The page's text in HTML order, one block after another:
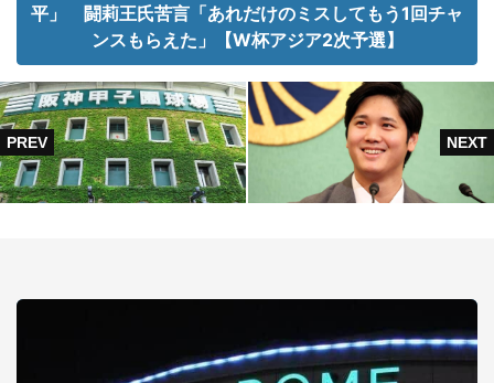
平」 闘莉王氏苦言「あれだけのミスしてもう1回チャ
ンスもらえた」【W杯アジア2次予選】